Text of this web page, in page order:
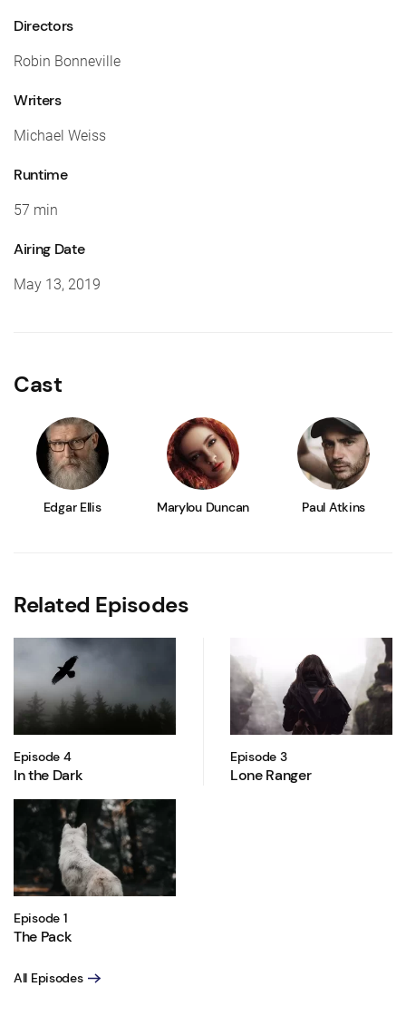
Directors
Robin Bonneville
Writers
Michael Weiss
Runtime
57 min
Airing Date
May 13, 2019
Cast
Edgar Ellis Marylou Duncan Paul Atkins
Related Episodes
Episode 4
In the Dark
Episode 3
Lone Ranger
Episode 1
The Pack
All Episodes